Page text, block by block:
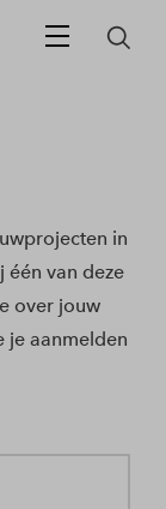
in
één van deze
over jouw
je aanmelden